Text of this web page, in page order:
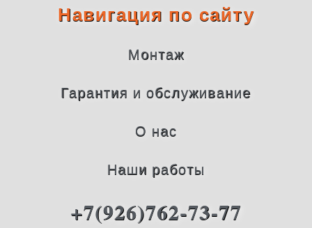
Навигация по сайту
Монтаж
Гарантия и обслуживание
О нас
Наши работы
+7(926)762-73-77